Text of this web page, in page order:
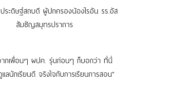
ะดิษฐ์สถบดี ผู้ปกครองน้องไรอัน รร.อัส
สัมชัญสมุทรปราการ
ากเพื่อนๆ ผปค. รุ่นก่อนๆ ก็บอกว่า ที่นี่
ลนักเรียนดี จริงใจกับการเรียนการสอน"